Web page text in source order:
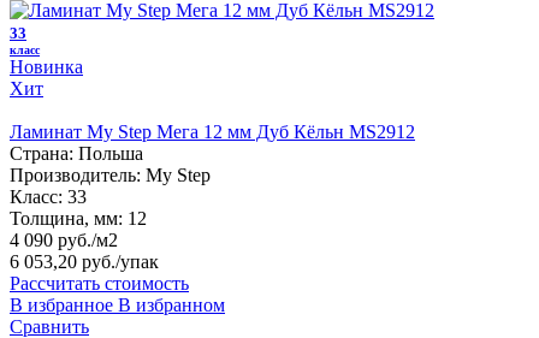
33
класс
Новинка
Хит
Ламинат My Step Мега 12 мм Дуб Кёльн MS2912
Страна: Польша
Производитель: My Step
Класс: 33
Толщина, мм: 12
4 090 руб./м2
6 053,20 руб./упак
Рассчитать стоимость
В избранное В избранном
Сравнить